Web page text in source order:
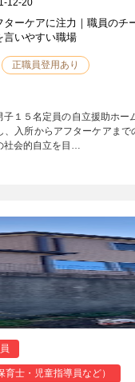
12-20
ターケアに注力｜職員のチ
言いやすい職場
正職員登用あり
子１５名定員の自立援助ホー
、入所からアフターケアまで
社会的自立を目…
育士・児童指導員など）